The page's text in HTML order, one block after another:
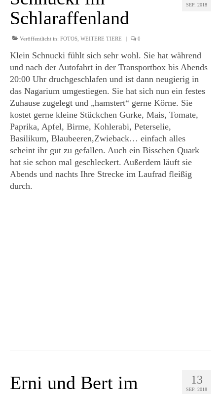
SEP. 2018
Schlaraffenland
Veröffentlicht in: FOTOS WEITERE TIERE | 0
Klein Schnucki fühlt sich sehr wohl. Sie hat während
und nach der Autofahrt in der Transportbox bis Abends
20:00 Uhr druchgeschlafen und ist dann neugierig in
das Nagarium umgestiegen. Sie hat sich nun ein festes
Zuhause zugelegt und „hamstert“ gerne Körne. Sie
kostet gerne kleine Stückchen Gurke, Mais, Tomate,
Paprika, Apfel, Birme, Kohlerabi, Peterselie,
Basilikum, Blaubeeren,Zwieback… einfach alles
scheint ihr gut zu gefallen. Auch ein Bisschen Quark
hat sie schon mal geschleckert. Außerdem läuft sie
Abends und nachts Ihre Strecke im Laufrad fleißig
durch.
13
SEP. 2018
Erni und Bert im